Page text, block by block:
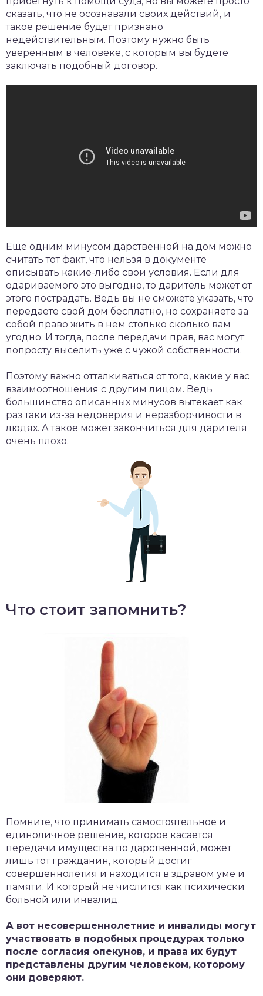
сказать, что не осознавали своих действий, и
такое решение будет признано
недействительным. Поэтому нужно быть
уверенным в человеке, с которым вы будете
заключать подобный договор.
Еще одним минусом дарственной на дом можно
считать тот факт, что нельзя в документе
описывать какие-либо свои условия. Если для
одариваемого это выгодно, то даритель может от
этого пострадать. Ведь вы не сможете указать, что
передаете свой дом бесплатно, но сохраняете за
собой право жить в нем столько сколько вам
угодно. И тогда, после передачи прав, вас могут
попросту выселить уже с чужой собственности.
Поэтому важно отталкиваться от того, какие у вас
взаимоотношения с другим лицом. Ведь
большинство описанных минусов вытекает как
раз таки из-за недоверия и неразборчивости в
людях. А такое может закончиться для дарителя
очень плохо.
Что стоит запомнить?
Помните, что принимать самостоятельное и
единоличное решение, которое касается
передачи имущества по дарственной, может
лишь тот гражданин, который достиг
совершеннолетия и находится в здравом уме и
памяти. И который не числится как психически
больной или инвалид.
А вот несовершеннолетние и инвалиды могут
участвовать в подобных процедурах только
после согласия опекунов, и права их будут
представлены другим человеком, которому
они доверяют.